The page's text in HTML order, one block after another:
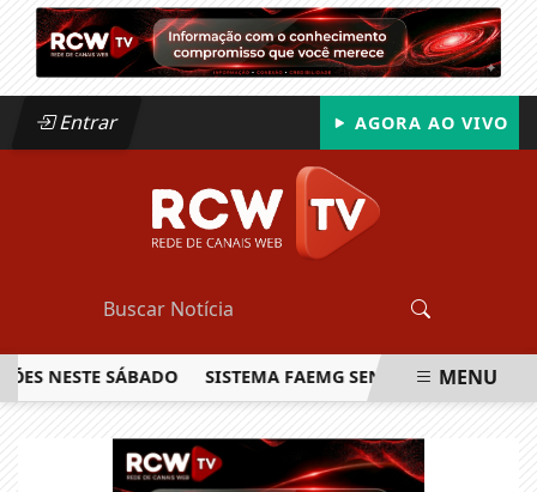
Entrar AGORA AO VIVO
SÁBADO SISTEMA FAEMG SENAR LANÇA OMENU